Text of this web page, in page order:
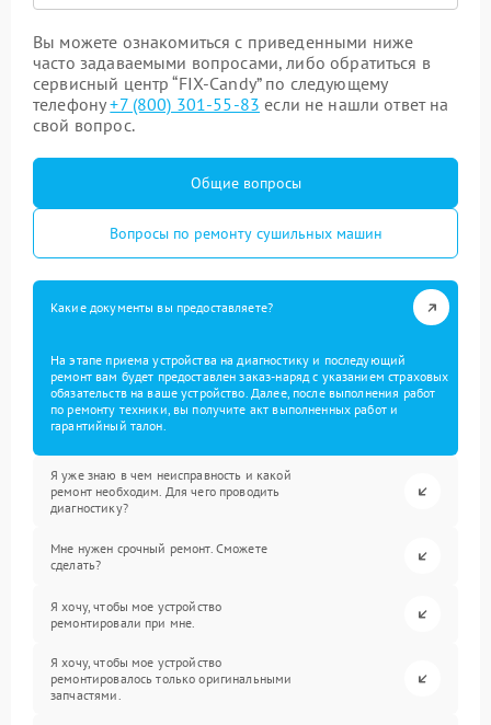
Вы можете ознакомиться с приведенными ниже
часто задаваемыми вопросами, либо обратиться в
сервисный центр “FIX-Candy” по следующему
телефону+7 (800) 301-55-83 если не нашли ответ на
свой вопрос.
Общие вопросы
Вопросы по ремонту сушильных машин
Какие документы вы предоставляете?
На этапе приема устройства на диагностику и последующий
ремонт вам будет предоставлен заказ-наряд с указанием страховых
обязательств на ваше устройство. Далее, после выполнения работ
по ремонту техники, вы получите акт выполненных работ и
гарантийный талон.
Я уже знаю в чем неисправность и какой
ремонт необходим. Для чего проводить
диагностику?
Мне нужен срочный ремонт. Сможете
сделать?
Я хочу, чтобы мое устройство
ремонтировали при мне.
Я хочу, чтобы мое устройство
ремонтировалось только оригинальными
запчастями.